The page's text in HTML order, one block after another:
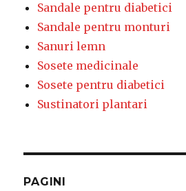
Sandale pentru diabetici
Sandale pentru monturi
Sanuri lemn
Sosete medicinale
Sosete pentru diabetici
Sustinatori plantari
PAGINI